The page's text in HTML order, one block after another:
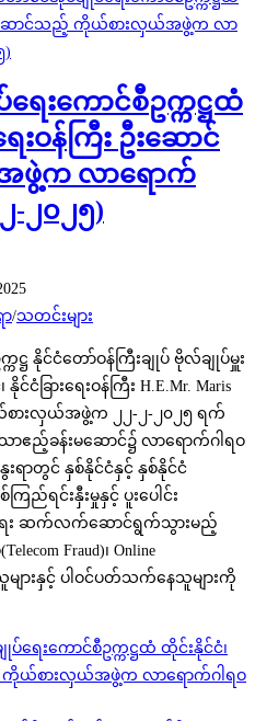
ေးကောင်စီဥက္ကဋ္ဌထံ
ေးဝန်ကြီး ဦးဆောင်
က လာရောက်
-၂၀၂၅)
ာ/သတင်းများ
ဋ္ဌ နိုင်ငံတော်ဝန်ကြီးချုပ် ဗိုလ်ချုပ်မှူး
ခြားရေးဝန်ကြီး H.E.Mr. Maris
ယ်စားလှယ်အဖွဲ့က ၂၂-၂-၂၀၂၅ ရက်
ဧည့်ခန်းမဆောင်၌ လာရောက်ဂါရဝ
တွင် နှစ်နိုင်ငံနှင့် နှစ်နိုင်ငံ
ြည်ရင်းနှီးမှုနှင့် ပူးပေါင်း
ရေး ဆက်လက်ဆောင်ရွက်သွားမည့်
Fraud)၊ Online
များနှင့် ပါဝင်ပတ်သက်နေသူများကို
ရေးကောင်စီဥက္ကဋ္ဌထံ ထိုင်းနိုင်ငံ၊
ည့် ကိုယ်စားလှယ်အဖွဲ့က လာရောက်ဂါရဝ